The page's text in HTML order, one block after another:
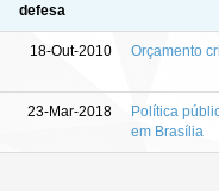
defesa
18-Out-2010 Orçamento
23-Mar-2018
Política
em Brasília